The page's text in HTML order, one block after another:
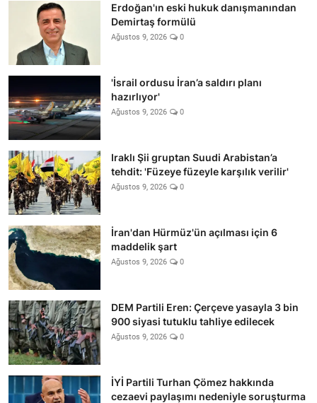
Erdoğan'ın eski hukuk danışmanından
Demirtaş formülü
Ağustos 9, 2026 0
'İsrail ordusu İran’a saldırı planı
hazırlıyor'
Ağustos 9, 2026 0
Iraklı Şii gruptan Suudi Arabistan’a
tehdit: 'Füzeye füzeyle karşılık verilir'
Ağustos 9, 2026 0
İran'dan Hürmüz'ün açılması için 6
maddelik şart
Ağustos 9, 2026 0
DEM Partili Eren: Çerçeve yasayla 3 bin
900 siyasi tutuklu tahliye edilecek
Ağustos 9, 2026 0
İYİ Partili Turhan Çömez hakkında
cezaevi paylaşımı nedeniyle soruşturma